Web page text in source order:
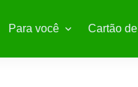
Para você Cartão